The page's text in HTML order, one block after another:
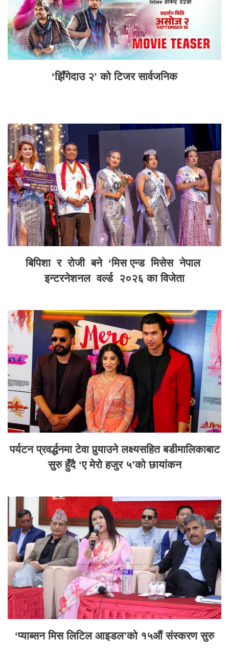
‘झिँगेदाउ २’ को टिजर सार्वजनिक
बिपिशा र रोजी बने ‘मिस एन्ड मिसेस नेपाल
इन्टरनेशनल वर्ल्ड २०२६ का विजेता
पर्यटन प्रवर्द्धनमा टेवा पुर्‍याउने लक्ष्यसहित बडीमालिकाबाट
सुरु हुँदै ‘ए मेरो हजुर ५’को छायांकन
‘प्याब्सन मिस लिटिल आइडल’को १५औं संस्करण सुरु